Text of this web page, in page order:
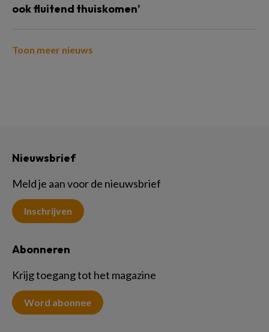
ook fluitend thuiskomen’
Toon meer nieuws
Nieuwsbrief
Meld je aan voor de nieuwsbrief
Inschrijven
Abonneren
Krijg toegang tot het magazine
Word abonnee